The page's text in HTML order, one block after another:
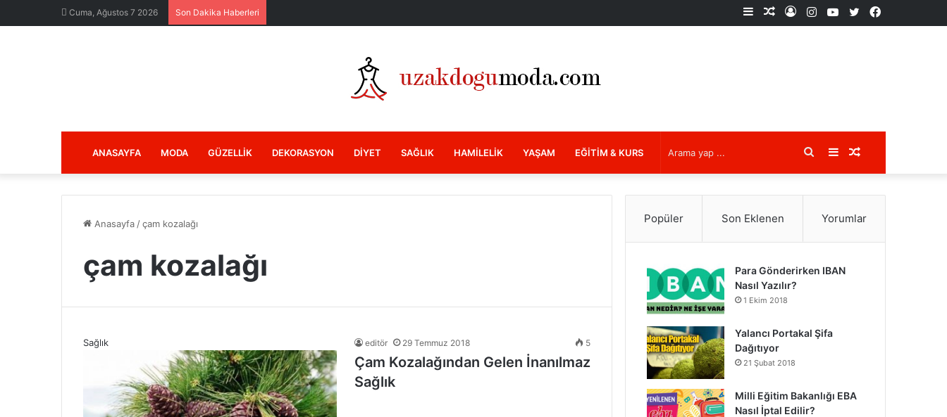
Cuma, Ağustos 7 2026 Son Dakika Haberleri Facebook
X
YouTube
Instagram
Kayıt
Rastgele
Kenar
ANASAYFA MODA GÜZELLIK DEKORASYON DIYET SAĞLIK HAMILELIK YAŞAM EĞITIM & KURS Rastgele
Makale
Kenar
Bölmesi
Arama
yap
Anasayfa /çam kozalağı
çam kozalağı
Sağlık editör 29 Temmuz 2018 5
Çam Kozalağından Gelen İnanılmaz
Sağlık
Popüler Son Eklenen Yorumlar
Para Gönderirken IBAN
Nasıl Yazılır?
1 Ekim 2018
Yalancı Portakal Şifa
Dağıtıyor
21 Şubat 2018
Milli Eğitim Bakanlığı EBA
Nasıl İptal Edilir?